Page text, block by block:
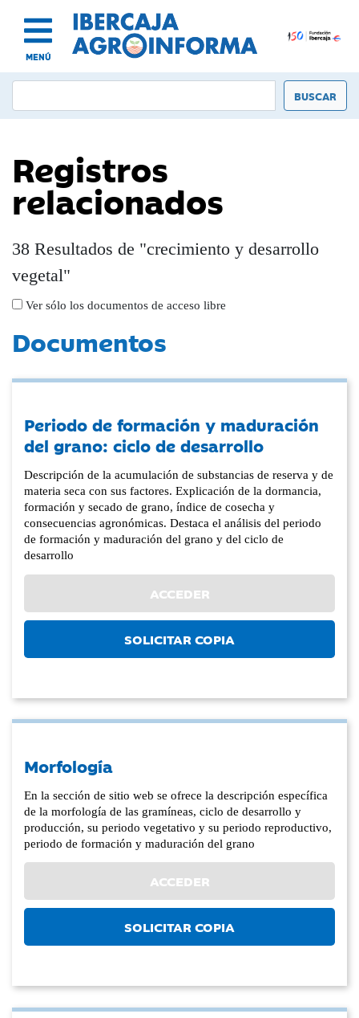
MENÚ
Registros
relacionados
38 Resultados de "crecimiento y desarrollo
vegetal"
Ver sólo los documentos de acceso libre
Documentos
Periodo de formación y maduración
del grano: ciclo de desarrollo
Descripción de la acumulación de substancias de reserva y de
materia seca con sus factores. Explicación de la dormancia,
formación y secado de grano, índice de cosecha y
consecuencias agronómicas. Destaca el análisis del periodo
de formación y maduración del grano y del ciclo de
desarrollo
ACCEDER
SOLICITAR COPIA
Morfología
En la sección de sitio web se ofrece la descripción específica
de la morfología de las gramíneas, ciclo de desarrollo y
producción, su periodo vegetativo y su periodo reproductivo,
periodo de formación y maduración del grano
ACCEDER
SOLICITAR COPIA